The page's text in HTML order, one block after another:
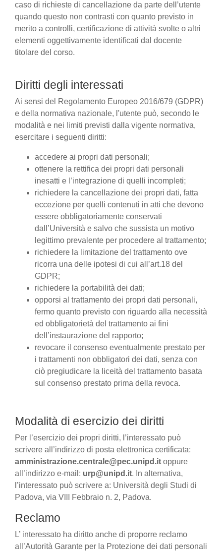
caso di richieste di cancellazione da parte dell’utente
quando questo non contrasti con quanto previsto in
merito a controlli, certificazione di attività svolte o altri
elementi oggettivamente identificati dal docente
titolare del corso.
Diritti degli interessati
Ai sensi del Regolamento Europeo 2016/679 (GDPR)
e della normativa nazionale, l'utente può, secondo le
modalità e nei limiti previsti dalla vigente normativa,
esercitare i seguenti diritti:
accedere ai propri dati personali;
ottenere la rettifica dei propri dati personali
inesatti e l’integrazione di quelli incompleti;
richiedere la cancellazione dei propri dati, fatta
eccezione per quelli contenuti in atti che devono
essere obbligatoriamente conservati
dall’Università e salvo che sussista un motivo
legittimo prevalente per procedere al trattamento;
richiedere la limitazione del trattamento ove
ricorra una delle ipotesi di cui all’art.18 del
GDPR;
richiedere la portabilità dei dati;
opporsi al trattamento dei propri dati personali,
fermo quanto previsto con riguardo alla necessità
ed obbligatorietà del trattamento ai fini
dell’instaurazione del rapporto;
revocare il consenso eventualmente prestato per
i trattamenti non obbligatori dei dati, senza con
ciò pregiudicare la liceità del trattamento basata
sul consenso prestato prima della revoca.
Modalità di esercizio dei diritti
Per l’esercizio dei propri diritti, l’interessato può
scrivere all’indirizzo di posta elettronica certificata:
amministrazione.centrale@pec.unipd.it oppure
all’indirizzo e-mail: urp@unipd.it. In alternativa,
l’interessato può scrivere a: Università degli Studi di
Padova, via VIII Febbraio n. 2, Padova.
Reclamo
L’ interessato ha diritto anche di proporre reclamo
all’Autorità Garante per la Protezione dei dati personali